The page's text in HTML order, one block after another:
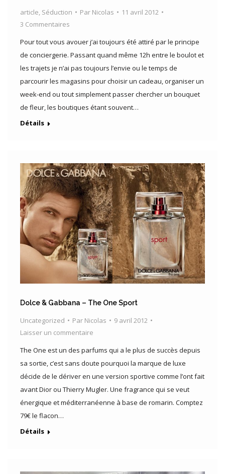
article, Séduction Par Nicolas
11 avril 2012
3 Commentaires
Pour tout vous avouer j’ai toujours été attiré par le principe
de conciergerie. Passant quand même 12h entre le boulot et
les trajets je n’ai pas toujours l’envie ou le temps de
parcourir les magasins pour choisir un cadeau, organiser un
week-end ou tout simplement passer chercher un bouquet
de fleur, les boutiques étant souvent…
Détails
Dolce & Gabbana – The One Sport
Uncategorized Par Nicolas
9 avril 2012
Laisser un commentaire
The One est un des parfums qui a le plus de succès depuis
sa sortie, c’est sans doute pourquoi la marque de luxe
décide de le dériver en une version sportive comme l’ont fait
avant Dior ou Thierry Mugler. Une fragrance qui se veut
énergique et méditerranéenne à base de romarin. Comptez
79€ le flacon…
Détails